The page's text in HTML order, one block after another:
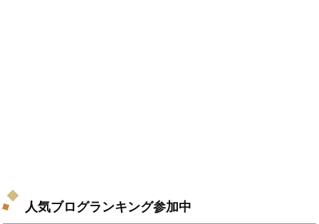
人気ブログランキング参加中